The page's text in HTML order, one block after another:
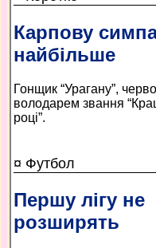
Карпову
найбільше
Гонщик “Урагану”,
володарем звання
році”.
¤ Футбол
Першу лігу не
розширять